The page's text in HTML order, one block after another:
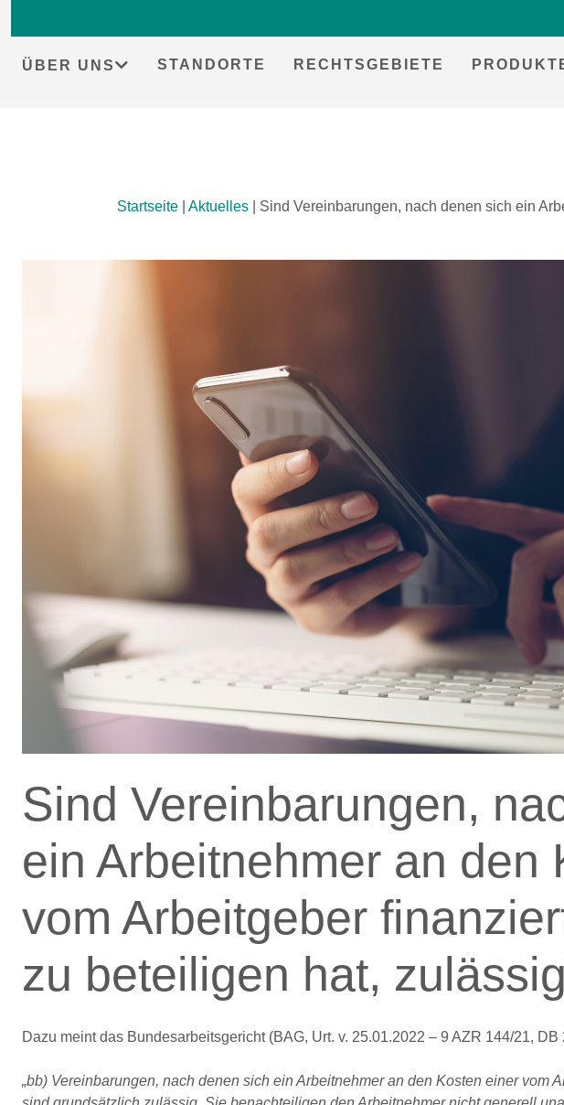
ÜBER UNS STANDORTE RECHTSGEBIETE
Startseite Aktuelles Sind Vereinbarungen, nach denen sich ein
Sind Vereinbarungen,
ein Arbeitnehmer an den
vom Arbeitgeber
zu beteiligen hat,
Dazu meint das Bundesarbeitsgericht (BAG, Urt. v. 25.01.2022 – 9 AZR 144/21, DB
„bb) Vereinbarungen, nach denen sich ein Arbeitnehmer an den Kosten einer vom